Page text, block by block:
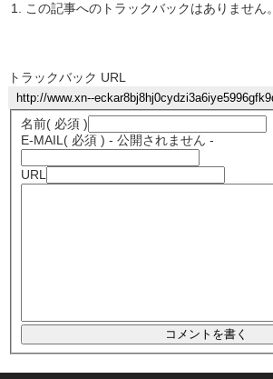
この記事へのトラックバックはありません。
トラックバック URL
名前( 必須 )
E-MAIL ( 必須 ) - 公開されません -
URL